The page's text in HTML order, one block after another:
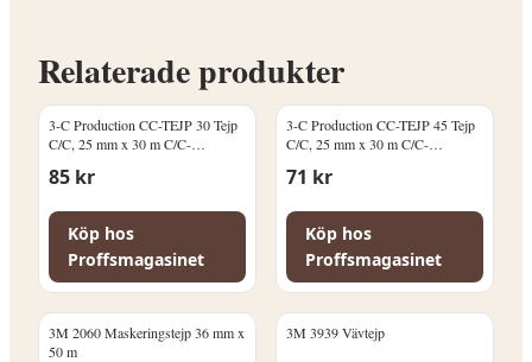
Relaterade produkter
3-C Production CC-TEJP 30 Tejp
C/C, 25 mm x 30 m C/C-
85 kr
Köp hos
Proffsmagasinet
3-C Production CC-TEJP 45 Tejp
C/C, 25 mm x 30 m C/C-
71 kr
Köp hos
Proffsmagasinet
3M 2060 Maskeringstejp 36 mm x
50 m
3M 3939 Vävtejp